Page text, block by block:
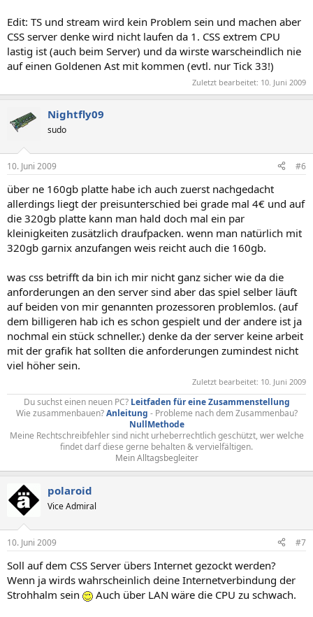
Edit: TS und stream wird kein Problem sein und machen aber
CSS server denke wird nicht laufen da 1. CSS extrem CPU
lastig ist (auch beim Server) und da wirste warscheindlich nie
auf einen Goldenen Ast mit kommen (evtl. nur Tick 33!)
Zuletzt bearbeitet: 10. Juni 2009
Nightfly09
sudo
10. Juni 2009 #6
über ne 160gb platte habe ich auch zuerst nachgedacht
allerdings liegt der preisunterschied bei grade mal 4€ und auf
die 320gb platte kann man hald doch mal ein par
kleinigkeiten zusätzlich draufpacken. wenn man natürlich mit
320gb garnix anzufangen weis reicht auch die 160gb.
was css betrifft da bin ich mir nicht ganz sicher wie da die
anforderungen an den server sind aber das spiel selber läuft
auf beiden von mir genannten prozessoren problemlos. (auf
dem billigeren hab ich es schon gespielt und der andere ist ja
nochmal ein stück schneller.) denke da der server keine arbeit
mit der grafik hat sollten die anforderungen zumindest nicht
viel höher sein.
Zuletzt bearbeitet: 10. Juni 2009
Du suchst einen neuen PC? Leitfaden für eine Zusammenstellung
Wie zusammenbauen?Anleitung - Probleme nach dem Zusammenbau?
NullMethode
Meine Rechtschreibfehler sind nicht urheberrechtlich geschützt, wer welche
findet darf diese gerne behalten & vervielfältigen.
Mein Alltagsbegleiter
polaroid
Vice Admiral
10. Juni 2009 #7
Soll auf dem CSS Server übers Internet gezockt werden?
Wenn ja wirds wahrscheinlich deine Internetverbindung der
Strohhalm sein
Auch über LAN wäre die CPU zu schwach.